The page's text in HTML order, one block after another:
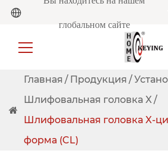
глобальном сайте
Главная Продукция
Шлифовальная головка X
Шлифовальная головка X-
форма (CL)